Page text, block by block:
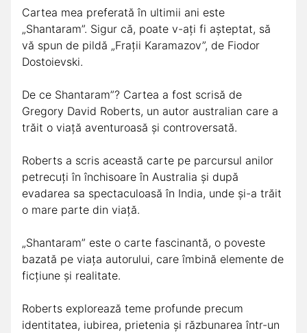
Cartea mea preferată în ultimii ani este
„Shantaram”. Sigur că, poate v-ați fi așteptat, să
vă spun de pildă „Frații Karamazov”, de Fiodor
Dostoievski.
De ce Shantaram”? Cartea a fost scrisă de
Gregory David Roberts, un autor australian care a
trăit o viață aventuroasă și controversată.
Roberts a scris această carte pe parcursul anilor
petrecuți în închisoare în Australia și după
evadarea sa spectaculoasă în India, unde și-a trăit
o mare parte din viață.
„Shantaram” este o carte fascinantă, o poveste
bazată pe viața autorului, care îmbină elemente de
ficțiune și realitate.
Roberts explorează teme profunde precum
identitatea, iubirea, prietenia și răzbunarea într-un